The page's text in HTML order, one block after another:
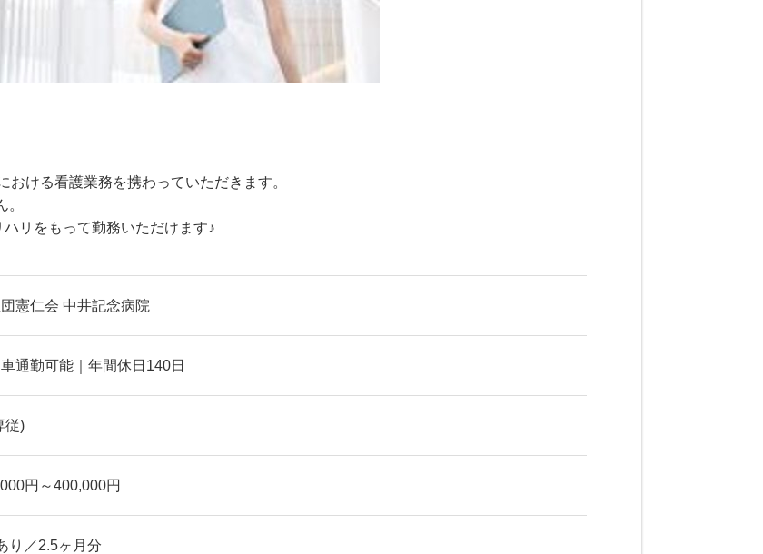
ける看護業務を携わっていただきます。
リをもって勤務いただけます♪
憲仁会 中井記念病院
通勤可能｜年間休日140日
従)
円～400,000円
り／2.5ヶ月分